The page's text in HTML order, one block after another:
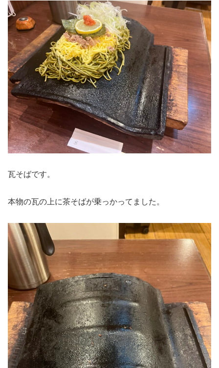
瓦そばです。
本物の瓦の上に茶そばが乗っかってました。